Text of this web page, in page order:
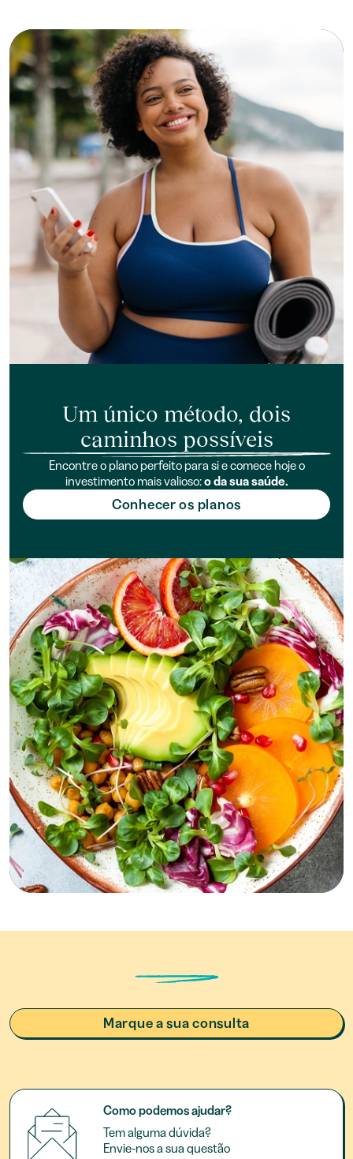
Um único método, dois
caminhos possíveis
Encontre o plano perfeito para si e comece hoje o
investimento mais valioso:o da sua saúde.
Conhecer os planos
Marque a sua consulta
Como podemos ajudar?
Tem alguma dúvida?
Envie-nos a sua questão